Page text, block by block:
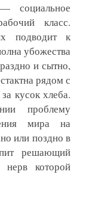
социальное
класс.
подводит к
убожества
и сытно,
рядом с
кусок хлеба.
проблему
мира на
или поздно в
решающий
нерв которой